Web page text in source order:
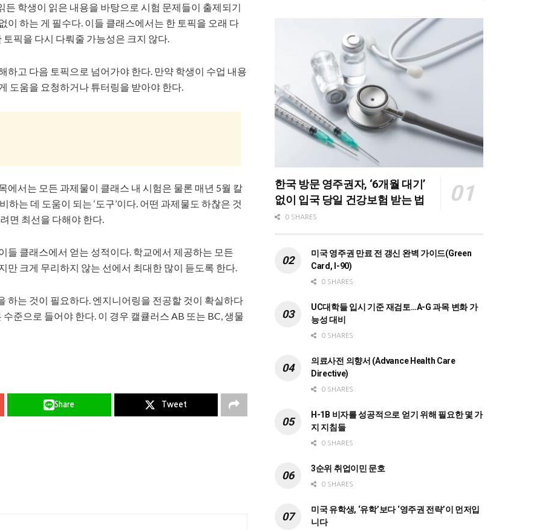
학생이 읽은 내용을 바탕으로 시험 문제들이 출제되기
하는 게 필수다. 이들 클래스에서는 한 토픽을 오래 다
픽을 다시 다뤄줄 가능성은 크지 않다.
고 다음 토픽으로 넘어가야 한다. 만약 학생이 수업 내용
도움을 요청하거나 튜터링을 받아야 한다.
에서는 모든 과제물이 클래스 내 시험은 물론 매년 5월 칼
는 데 도움이 되는 ‘도구’이다. 어떤 과제물도 하찮은 것
면 최선을 다해야 한다.
들 클래스에서 얻는 성적이다. 학교에서 제공하는 모든
만 크게 무리하지 않는 선에서 최대한 많이 듣도록 한다.
하는 것이 필요하다. 엔지니어링을 전공할 것이 확실하다
준으로 들어야 한다. 이 경우 캘큘러스 AB 또는 BC, 생물
Share Tweet
한국 방문 영주권자, ‘6개월 대기’
없이 입국 당일 건강보험 받는 법
0 SHARES
미국 영주권 만료 전 갱신 완벽 가이드(Green
Card, I-90)
0 SHARES
UC대학들 입시 기준 재검토…A-G 과목 변화 가
능성 대비
0 SHARES
의료사전 의향서 (Advance Health Care
Directive)
0 SHARES
H-1B 비자를 성공적으로 얻기 위해 필요한 몇 가
지 지침들
0 SHARES
3순위 취업이민 문호
0 SHARES
미국 유학생, ‘유학’보다 ‘영주권 전략’이 먼저입
니다